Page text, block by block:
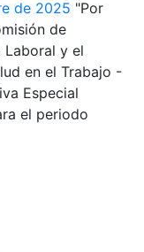
de 2025 "Por
de
Laboral y el
en el Trabajo -
Especial
el periodo